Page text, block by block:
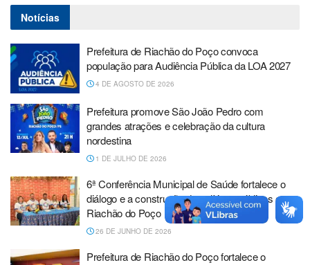
Notícias
Prefeitura de Riachão do Poço convoca
população para Audiência Pública da LOA 2027
4 DE AGOSTO DE 2026
Prefeitura promove São João Pedro com
grandes atrações e celebração da cultura
nordestina
1 DE JULHO DE 2026
6ª Conferência Municipal de Saúde fortalece o
diálogo e a construção de políticas públicas em
Riachão do Poço
26 DE JUNHO DE 2026
Prefeitura de Riachão do Poço fortalece o